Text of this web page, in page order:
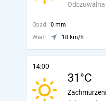
Odczuwalna
Opad: 0 mm
Wiatr:
18 km/h
14:00
31°C